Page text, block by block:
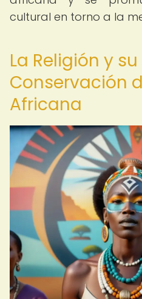
cultural en torno a la
La Religión y
Conservación
Africana